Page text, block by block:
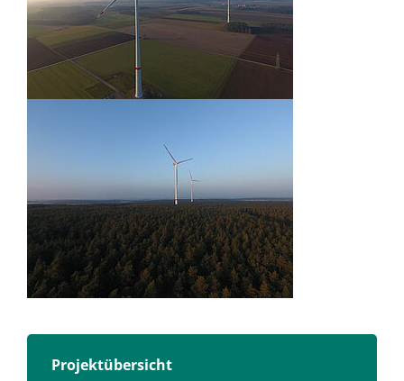
Projektübersicht